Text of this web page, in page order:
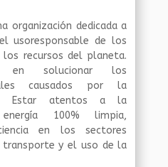
organización dedicada a
usoresponsable de los
los recursos del planeta.
en solucionar los
causados por la
Estar atentos a la
100% limpia,
en los sectores
transporte y el uso de la